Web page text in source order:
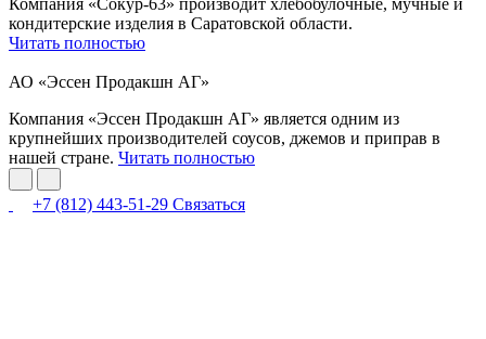
кондитерские изделия в Саратовской области.
Читать полностью
АО «Эссен Продакшн АГ»
Компания «Эссен Продакшн АГ» является одним из
крупнейших производителей соусов, джемов и приправ в
нашей стране. Читать полностью
+7 (812) 443-51-29 Связаться